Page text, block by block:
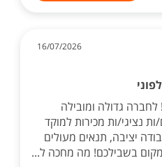
16/07/2026
גדולה ומובילה
נציגי/ות מכירות למוקד
יציבה, תנאים מעולים
בשבילכם! מה מחכה ל...